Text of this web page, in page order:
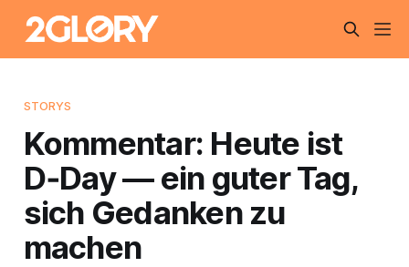
STORYS
Kommentar: Heute ist
D‑Day — ein guter Tag,
sich Gedanken zu
machen